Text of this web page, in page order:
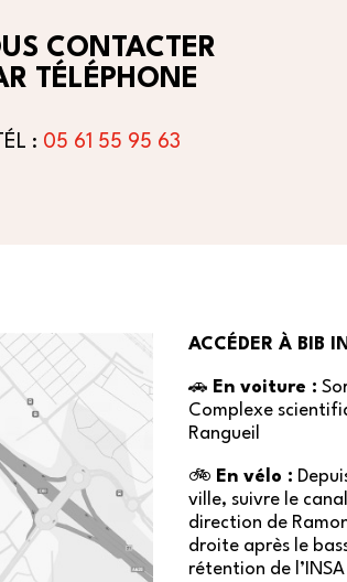
CONTACTER
TÉLÉPHONE
TÉL : 05 61 55 95 63
ACCÉDER À BIB
🚗 En voiture :
Complexe
Rangueil
🚲 En vélo :
ville, suivre le
direction de
droite après le
rétention de